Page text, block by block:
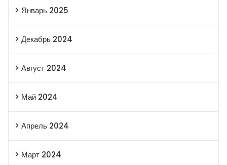
Январь 2025
Декабрь 2024
Август 2024
Май 2024
Апрель 2024
Март 2024